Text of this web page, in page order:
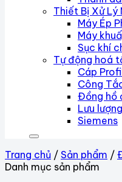
Thiết Bị Xử Lý
Máy Ép
Máy
Sục khí
Tự động hoá
Cáp
Công
Đồng hồ
Lưu
Siemens
Trang chủ / Sản phẩm /
Danh mục sản phẩm